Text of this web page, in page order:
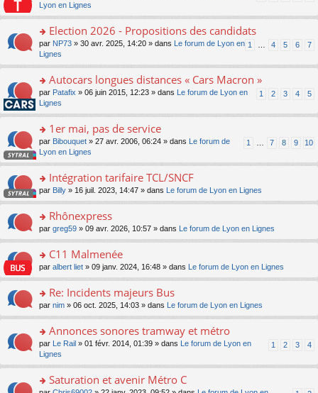
e
s
ré
c
e
nt
n
pl
u
s
ré
c
nt
s
g
e
n
o
n
le
s
ré
e
le
m
e
s
s
e
n
o
n
lu
pl
ré
c
e
s
er
le
m
e
s
s
a
n
o
n
lu
le
u
ré
c
e
Lyon en Lignes
o
s
er
le
m
e
s
s
a
n
o
n
lu
pl
s
ré
c
nt
Election 2026 - Propositions des candidats
1 4 5 6 7
par NP73 » 30 avr. 2025, 14:20 » dans
Le forum de Lyon en
Lignes
o
s
er
le
m
e
s
s
e
n
o
n
le
u
s
ré
e
nt
Autocars longues distances « Cars Macron »
1 2 3 4 5
par Patafix » 06 juin 2015, 12:23 » dans
Le forum de Lyon en
Lignes
o
s
er
le
m
e
s
g
e
n
o
lu
pl
u
ré
e
1er mai, pas de service
1 7 8 9 10
par Bibouquet » 27 avr. 2006, 06:24 » dans
Le forum de
Lyon en Lignes
o
n
ult
er
le
m
e
a
g
e
n
n
pl
Intégration tarifaire TCL/SNCF
par Billy » 16 juil. 2023, 14:47 » dans Le forum de Lyon en Lignes
o
n
ult
er
le
m
e
a
g
e
n
o
Rhônexpress
par greg59 » 09 avr. 2026, 10:57 » dans Le forum de Lyon en Lignes
o
n
ult
er
le
m
e
s
g
C11 Malmenée
par albert liet » 09 janv. 2024, 16:48 » dans Le forum de Lyon en Lignes
o
n
ult
er
le
m
e
s
Re: Incidents majeurs Bus
par nim » 06 oct. 2025, 14:03 » dans Le forum de Lyon en Lignes
o
s
er
Annonces sonores tramway et métro
1 2 3 4
par Le Rail » 01 févr. 2014, 01:39 » dans
Le forum de Lyon en
Lignes
Saturation et avenir Métro C